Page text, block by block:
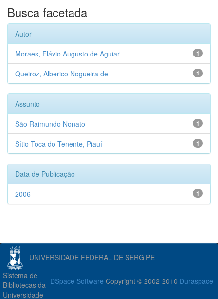
Busca facetada
Autor
1
Moraes, Flávio Augusto de Aguiar
1
Queiroz, Alberico Nogueira de
Assunto
1
São Raimundo Nonato
1
Sítio Toca do Tenente, Piauí
Data de Publicação
1
2006
UNIVERSIDADE FEDERAL DE SERGIPE
DSpace Software Copyright © 2002-2010 Duraspace
Sistema de
Bibliotecas da
Universidade